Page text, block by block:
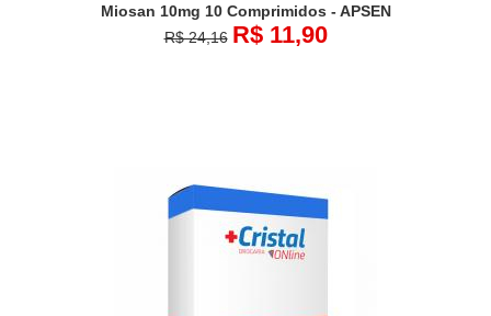
Miosan 10mg 10 Comprimidos - APSEN
R$ 24,16 R$ 11,90